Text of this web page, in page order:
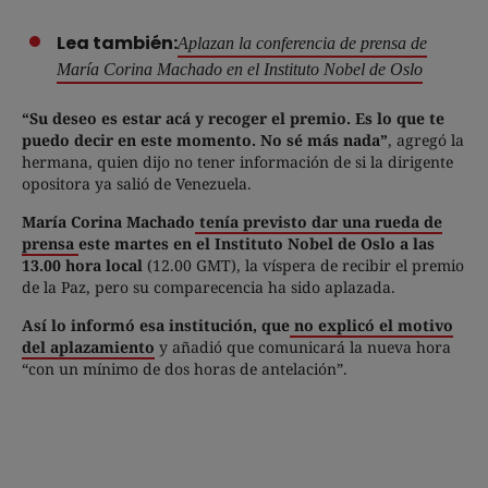
Lea también:Aplazan la conferencia de prensa de
María Corina Machado en el Instituto Nobel de Oslo
“Su deseo es estar acá y recoger el premio. Es lo que te
puedo decir en este momento. No sé más nada”, agregó la
hermana, quien dijo no tener información de si la dirigente
opositora ya salió de Venezuela.
María Corina Machado tenía previsto dar una rueda de
prensa este martes en el Instituto Nobel de Oslo a las
13.00 hora local (12.00 GMT), la víspera de recibir el premio
de la Paz, pero su comparecencia ha sido aplazada.
Así lo informó esa institución, que no explicó el motivo
del aplazamiento y añadió que comunicará la nueva hora
“con un mínimo de dos horas de antelación”.